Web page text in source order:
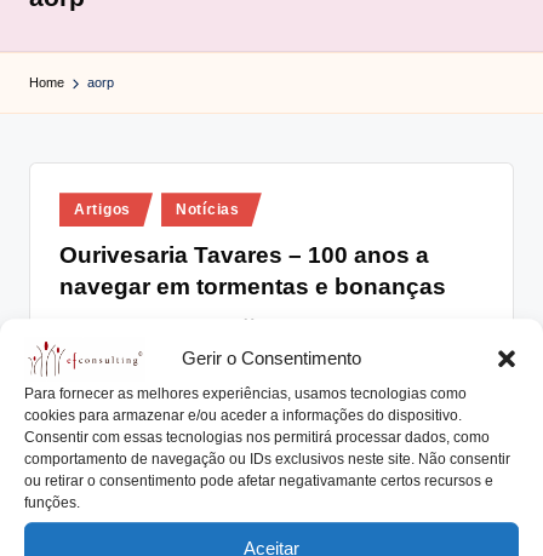
Gerir o Consentimento
Para fornecer as melhores experiências, usamos tecnologias como
cookies para armazenar e/ou aceder a informações do dispositivo.
Consentir com essas tecnologias nos permitirá processar dados, como
comportamento de navegação ou IDs exclusivos neste site. Não consentir
ou retirar o consentimento pode afetar negativamante certos recursos e
funções.
Aceitar
c
o
n
u
.
p
t
Home aorp
Posted
in
Artigos Notícias
Ourivesaria Tavares – 100 anos a
navegar em tormentas e bonanças
by
Ourivesaria Tavares - 100 anos a navegar em
tormentas (guerra, revolução, crises económicas e
financeiras,…
Read More